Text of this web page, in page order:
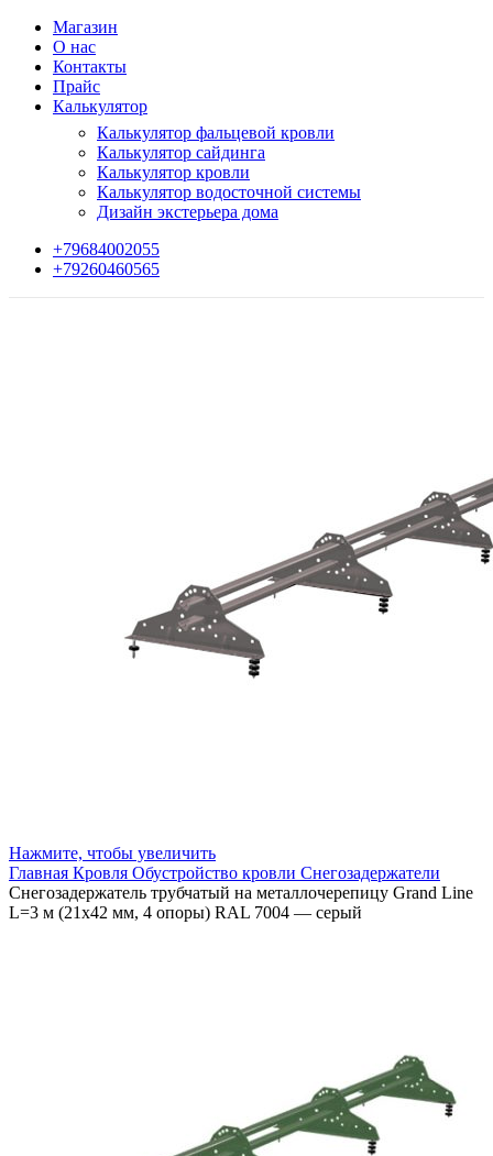
Магазин
О нас
Контакты
Прайс
Калькулятор
Калькулятор фальцевой кровли
Калькулятор сайдинга
Калькулятор кровли
Калькулятор водосточной системы
Дизайн экстерьера дома
+79684002055
+79260460565
Нажмите, чтобы увеличить
Главная Кровля Обустройство кровли Снегозадержатели
Снегозадержатель трубчатый на металлочерепицу Grand Line
L=3 м (21х42 мм, 4 опоры) RAL 7004 — серый